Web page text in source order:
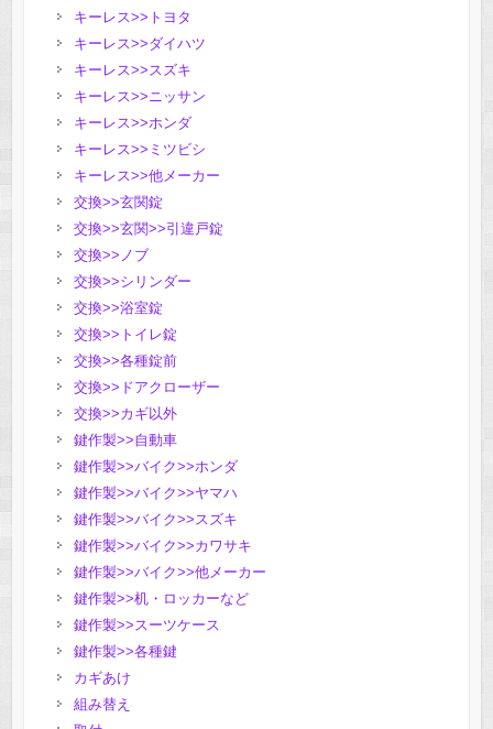
キーレス>>トヨタ
キーレス>>ダイハツ
キーレス>>スズキ
キーレス>>ニッサン
キーレス>>ホンダ
キーレス>>ミツビシ
キーレス>>他メーカー
交換>>玄関錠
交換>>玄関>>引違戸錠
交換>>ノブ
交換>>シリンダー
交換>>浴室錠
交換>>トイレ錠
交換>>各種錠前
交換>>ドアクローザー
交換>>カギ以外
鍵作製>>自動車
鍵作製>>バイク>>ホンダ
鍵作製>>バイク>>ヤマハ
鍵作製>>バイク>>スズキ
鍵作製>>バイク>>カワサキ
鍵作製>>バイク>>他メーカー
鍵作製>>机・ロッカーなど
鍵作製>>スーツケース
鍵作製>>各種鍵
カギあけ
組み替え